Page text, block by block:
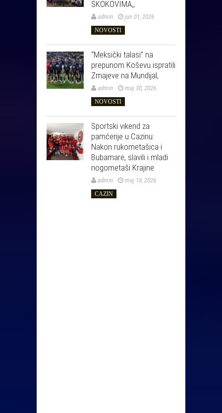
SKOKOVIMA,,
admin jun 01, 2026
NOVOSTI
“Meksički talasi” na
prepunom Koševu ispratili
Zmajeve na Mundijal,
admin maj 30, 2026
NOVOSTI
Sportski vikend za
pamćenje u Cazinu:
Nakon rukometašica i
Bubamare, slavili i mladi
nogometaši Krajine
admin maj 18, 2026
CAZIN